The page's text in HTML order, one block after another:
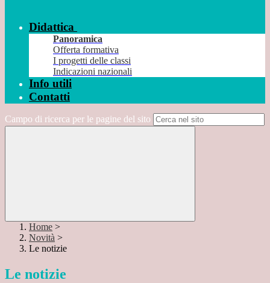
Didattica
Panoramica
Offerta formativa
I progetti delle classi
Indicazioni nazionali
Info utili
Contatti
Campo di ricerca per le pagine del sito
Home >
Novità >
Le notizie
Le notizie